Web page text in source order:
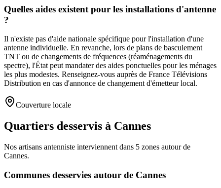
Quelles aides existent pour les installations d'antenne
?
Il n'existe pas d'aide nationale spécifique pour l'installation d'une
antenne individuelle. En revanche, lors de plans de basculement
TNT ou de changements de fréquences (réaménagements du
spectre), l'État peut mandater des aides ponctuelles pour les ménages
les plus modestes. Renseignez-vous auprès de France Télévisions
Distribution en cas d'annonce de changement d'émetteur local.
Couverture locale
Quartiers desservis à Cannes
Nos artisans antenniste interviennent dans 5 zones autour de
Cannes.
Communes desservies autour de Cannes